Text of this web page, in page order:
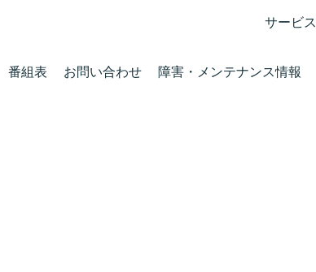
サービス
番組表 お問い合わせ 障害・メンテナンス情報